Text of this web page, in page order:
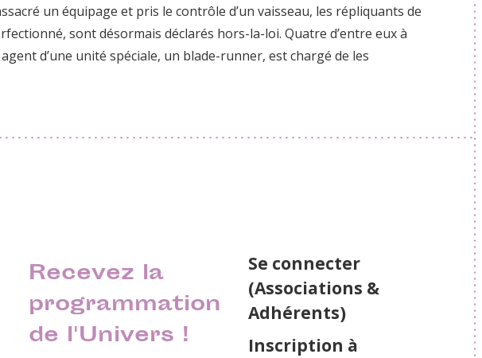
un équipage et pris le contrôle d’un vaisseau, les répliquants de
sont désormais déclarés hors-la-loi. Quatre d’entre eux à
d’une unité spéciale, un blade-runner, est chargé de les
Recevez la
programmation
de l'Univers !
Se connecter
(Associations &
Adhérents)
Inscription à